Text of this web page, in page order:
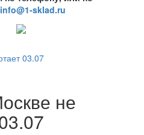
info@1-sklad.ru
03.07
не